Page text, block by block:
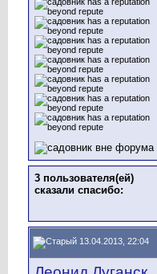
3 пользователя(ей)
сказали cпасибо:
13.04.2013, 22:04